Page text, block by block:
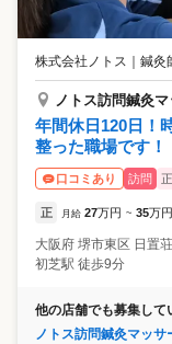
株式会社ノトス 鍼灸
ノトス訪問鍼灸
年間休日120日！
整った職場です！
口コミあり 訪問
正 月給 27万円 ~ 35万円
大阪府 堺市東区 日置
初芝駅 徒歩9分
他の店舗でも募集して
ノトス訪問鍼灸マッサ